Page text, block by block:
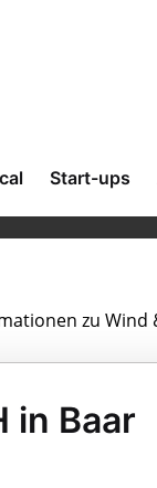
Start-ups
zu Wind
in Baar